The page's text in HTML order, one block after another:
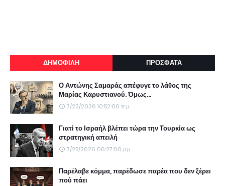
ΔΗΜΟΦΙΛΗ ΠΡΟΣΦΑΤΑ
Ο Αντώνης Σαμαράς απέφυγε το λάθος της
Μαρίας Καρυστιανού. Όμως...
7/22/2026 10:52:00 π.μ.
Γιατί το Ισραήλ βλέπει τώρα την Τουρκία ως
στρατηγική απειλή
7/25/2026 06:27:00 μ.μ.
Παρέλαβε κόμμα, παρέδωσε παρέα που δεν ξέρει
πού πάει